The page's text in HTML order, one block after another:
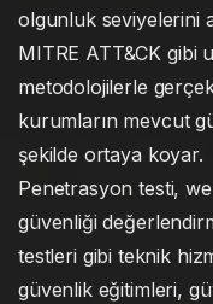
olgunluk seviyelerini
MITRE ATT&CK gibi
metodolojilerle
kurumların mevcut
şekilde ortaya koyar.
Penetrasyon testi,
güvenliği
testleri gibi teknik
güvenlik eğitimleri,